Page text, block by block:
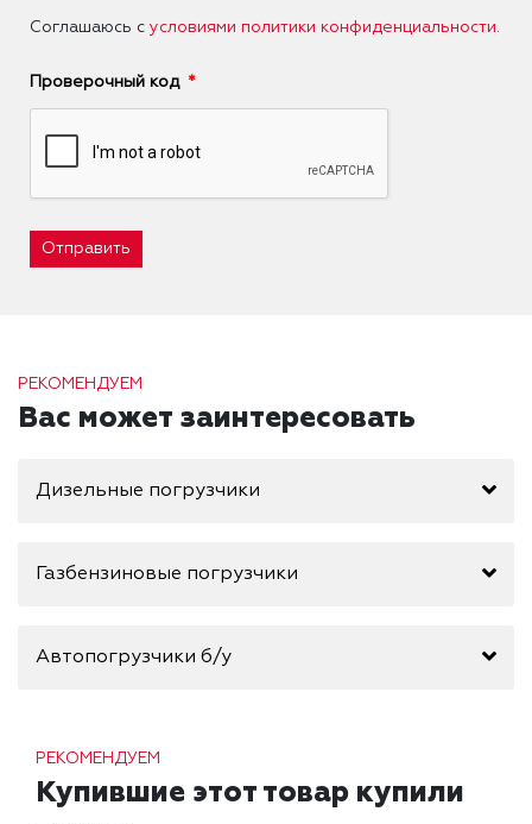
Соглашаюсь с условиями политики конфиденциальности.
Проверочный код
Отправить
РЕКОМЕНДУЕМ
Вас может заинтересовать
Дизельные погрузчики
Газбензиновые погрузчики
Автопогрузчики б/у
РЕКОМЕНДУЕМ
Купившие этот товар купили